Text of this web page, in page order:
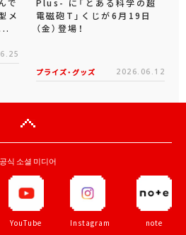
で
メ
Plus- に「とある科学の超
電磁砲T」くじが6月19日
（金）登場！
プライズ・グッズ 2026.06.12
공식 소셜 미디어
YouTube Instagram note